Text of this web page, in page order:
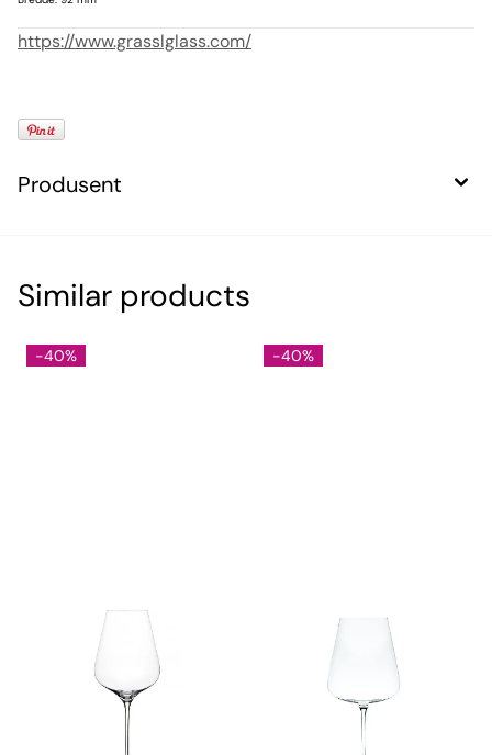
https://www.grasslglass.com/
Produsent
Similar products
-40% -40%